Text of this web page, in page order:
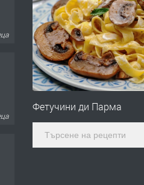
Фетучини ди Парма